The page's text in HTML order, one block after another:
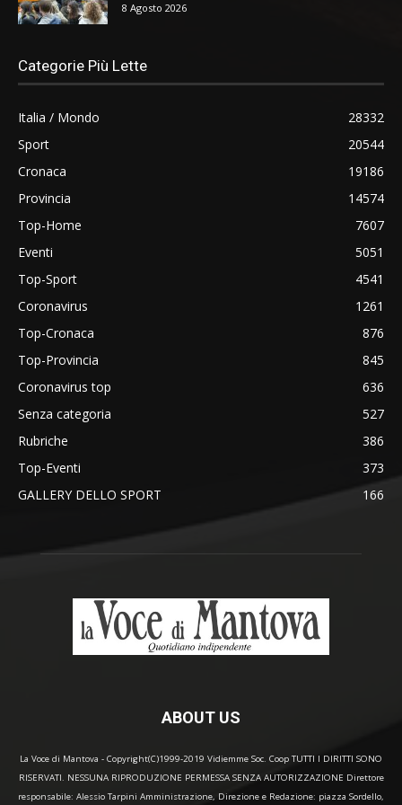
8 Agosto 2026
Categorie Più Lette
Italia / Mondo
28332
Sport
20544
Cronaca
19186
Provincia
14574
Top-Home
7607
Eventi
5051
Top-Sport
4541
Coronavirus
1261
Top-Cronaca
876
Top-Provincia
845
Coronavirus top
636
Senza categoria
527
Rubriche
386
Top-Eventi
373
GALLERY DELLO SPORT
166
ABOUT US
La Voce di Mantova - Copyright(C)1999-2019 Vidiemme Soc. Coop TUTTI I DIRITTI SONO
RISERVATI. NESSUNA RIPRODUZIONE PERMESSA SENZA AUTORIZZAZIONE Direttore
responsabile: Alessio Tarpini Amministrazione, Direzione e Redazione: piazza Sordello,